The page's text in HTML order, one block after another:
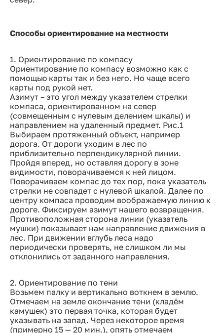
Способы ориентирование на местности
1. Ориентирование по компасу
Ориентирование по компасу возможно как с
помощью карты так и без него. Но чаще всего
карты под рукой нет.
Азимут – это угол между указателем стрелки
компаса, ориентированном на север
(совмещенным с нулевым делением шкалы) и
направлением на удаленный предмет. Рис.1
Выбираем протяженный объект, например
дорога. От дороги уходим в лес по
приблизительно перпендикулярной линии.
Пройдя вперед, но оставляя дорогу в зоне
видимости, поворачиваемся к ней лицом.
Поворачиваем компас до тех пор, пока указатель
стрелки не совпадет с нулевой шкалой. Далее по
центру компаса проводим воображаемую линию к
дороге. Фиксируем азимут нашего возвращения.
Противоположная сторона линии (указатель
мушки) показывает нам направление движения в
лес. При движении вглубь леса надо
периодически проверять, не слишком ли мы
отклонились от заданного направления.
2. Ориентирование по тени
Возьмем палку и вертикально воткнем в землю.
Отмечаем на земле окончание тени (кладём
камушек) это первая точка, которая будет
указывать на запад. Через некоторое время
(примерно 15 — 20 мин.), опять отмечаем